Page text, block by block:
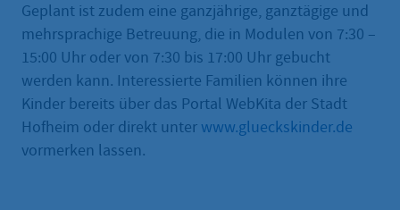
Geplant ist zudem eine ganzjährige, ganztägige und
mehrsprachige Betreuung, die in Modulen von 7:30 –
15:00 Uhr oder von 7:30 bis 17:00 Uhr gebucht
werden kann. Interessierte Familien können ihre
Kinder bereits über das Portal WebKita der Stadt
Hofheim oder direkt unter www.glueckskinder.de
vormerken lassen.